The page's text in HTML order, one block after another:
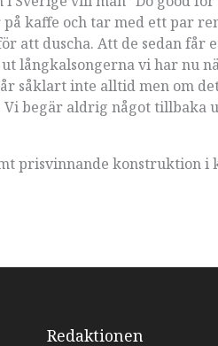
kaffe och tar med ett par
att duscha. Att de sedan får
långkalsongerna vi har nu
såklart inte alltid men om
begär aldrig något tillbaka
prisvinnande konstruktion i
Redaktionen